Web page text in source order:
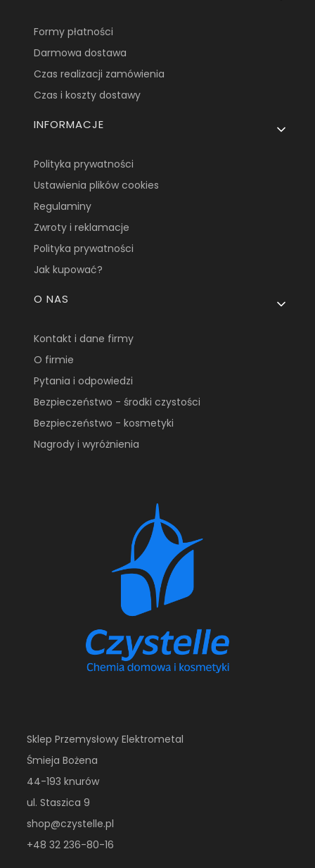
Formy płatności
Darmowa dostawa
Czas realizacji zamówienia
Czas i koszty dostawy
INFORMACJE
Polityka prywatności
Ustawienia plików cookies
Regulaminy
Zwroty i reklamacje
Polityka prywatności
Jak kupować?
O NAS
Kontakt i dane firmy
O firmie
Pytania i odpowiedzi
Bezpieczeństwo - środki czystości
Bezpieczeństwo - kosmetyki
Nagrody i wyróżnienia
Sklep Przemysłowy Elektrometal
Śmieja Bożena
44-193 knurów
ul. Staszica 9
shop@czystelle.pl
+48 32 236-80-16